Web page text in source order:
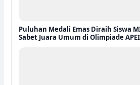
Puluhan Medali Emas Diraih Siswa
Sabet Juara Umum di Olimpiade